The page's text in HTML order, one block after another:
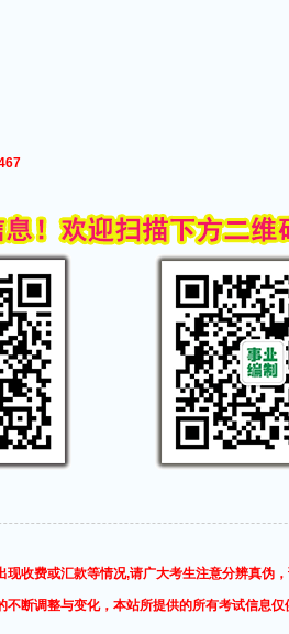
现收费或汇款等情况,请广大考生注意分辨真伪
不断调整与变化，本站所提供的所有考试信息